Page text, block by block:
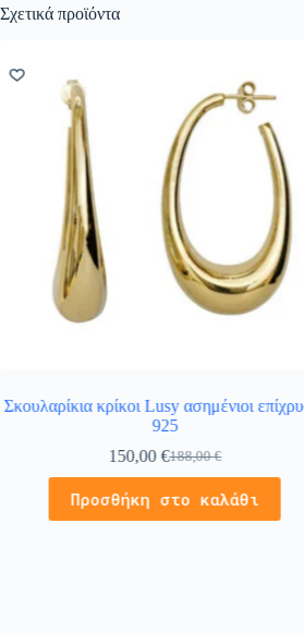
Σχετικά προϊόντα
Σκουλαρίκια κρίκοι Lusy ασημένιοι
925
188,00€
150,00€
Προσθήκη στο καλάθι